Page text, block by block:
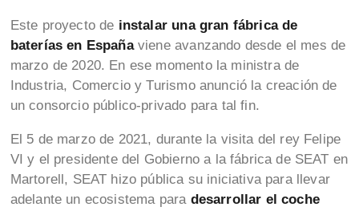
Este proyecto de instalar una gran fábrica de
baterías en Españaviene avanzando desde el mes de
marzo de 2020. En ese momento la ministra de
Industria, Comercio y Turismo anunció la creación de
un consorcio público-privado para tal fin.
El 5 de marzo de 2021, durante la visita del rey Felipe
VI y el presidente del Gobierno a la fábrica de SEAT en
Martorell, SEAT hizo pública su iniciativa para llevar
adelante un ecosistema para desarrollar el coche